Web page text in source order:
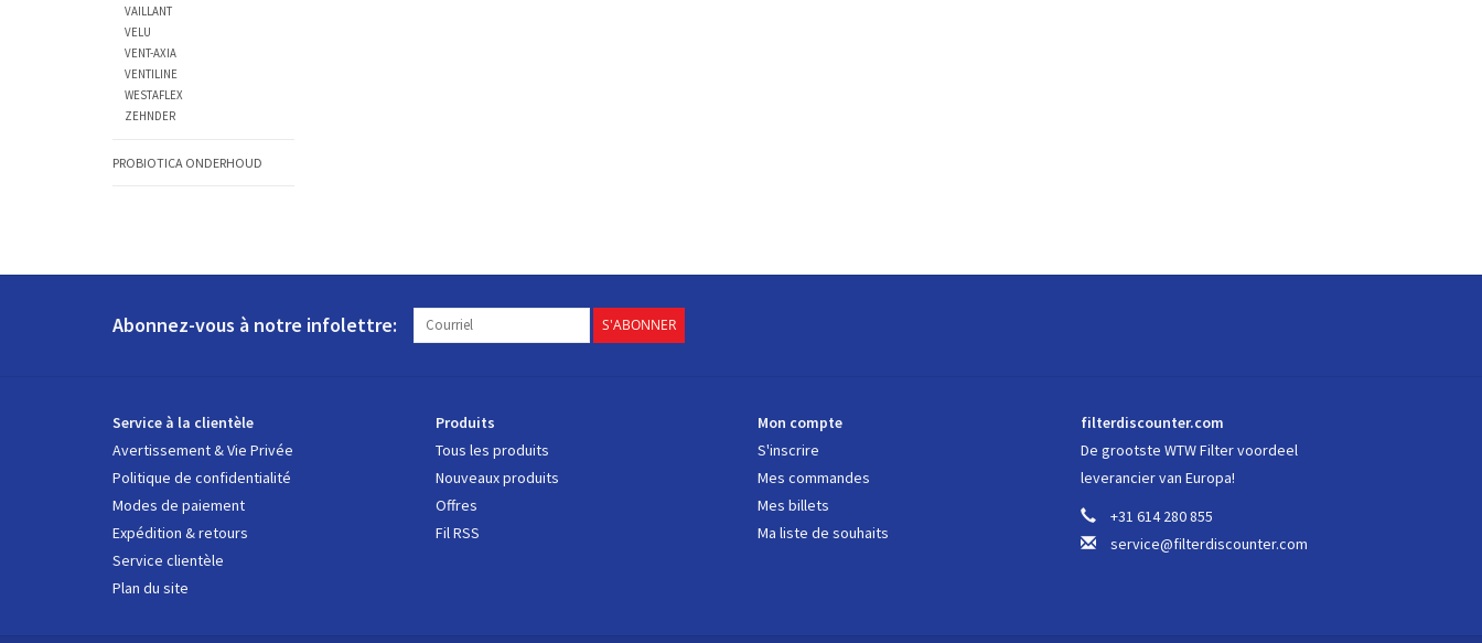
VAILLANT
VELU
VENT-AXIA
VENTILINE
WESTAFLEX
ZEHNDER
PROBIOTICA ONDERHOUD
Abonnez-vous à notre infolettre: S'ABONNER
Service à la clientèle
Avertissement & Vie Privée
Politique de confidentialité
Modes de paiement
Expédition & retours
Service clientèle
Plan du site
Produits
Tous les produits
Nouveaux produits
Offres
Fil RSS
Mon compte
S'inscrire
Mes commandes
Mes billets
Ma liste de souhaits
filterdiscounter.com
De grootste WTW Filter voordeel
leverancier van Europa!
+31 614 280 855
service@filterdiscounter.com